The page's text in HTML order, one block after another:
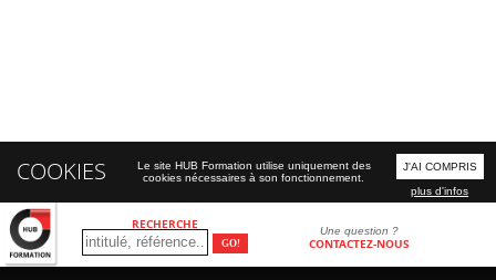
RECHERCHE Une question ?
CONTACTEZ-NOUS
COOKIES
Le site HUB Formation utilise uniquement des
cookies nécessaires à son fonctionnement.
J'AI COMPRIS
plus d'infos